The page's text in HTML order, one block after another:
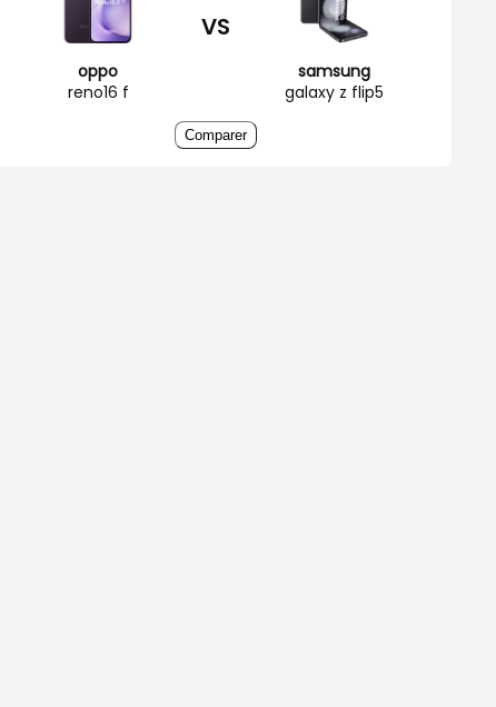
oppo
reno16 f
VS
samsung
galaxy z flip5
Comparer